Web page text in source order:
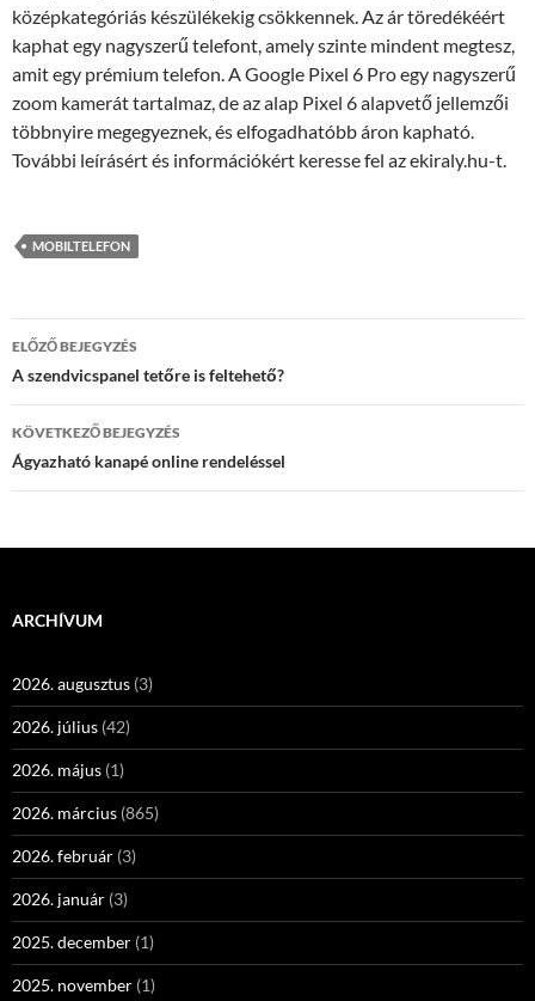
középkategóriás készülékekig csökkennek. Az ár töredékéért
kaphat egy nagyszerű telefont, amely szinte mindent megtesz,
amit egy prémium telefon. A Google Pixel 6 Pro egy nagyszerű
zoom kamerát tartalmaz, de az alap Pixel 6 alapvető jellemzői
többnyire megegyeznek, és elfogadhatóbb áron kapható.
További leírásért és információkért keresse fel az ekiraly.hu-t.
MOBILTELEFON
Bejegyzés
navigáció
ELŐZŐ BEJEGYZÉS
A szendvicspanel tetőre is feltehető?
KÖVETKEZŐ BEJEGYZÉS
Ágyazható kanapé online rendeléssel
ARCHÍVUM
2026. augusztus (3)
2026. július (42)
2026. május (1)
2026. március (865)
2026. február (3)
2026. január (3)
2025. december (1)
2025. november (1)